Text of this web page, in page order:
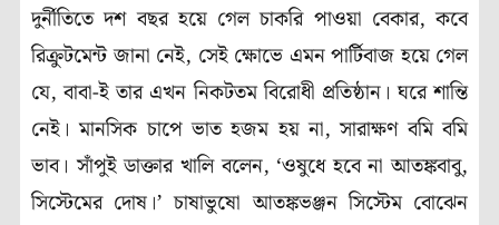
দুর্নীতিতে দশ বছর হয়ে গেল চাকরি পাওয়া বেকার, কবে
রিক্রুটমেন্ট জানা নেই, সেই ক্ষোভে এমন পার্টিবাজ হয়ে গেল
যে, বাবা-ই তার এখন নিকটতম বিরোধী প্রতিষ্ঠান। ঘরে শান্তি
নেই। মানসিক চাপে ভাত হজম হয় না, সারাক্ষণ বমি বমি
ভাব। সাঁপুই ডাক্তার খালি বলেন, ‘ওষুধে হবে না আতঙ্কবাবু,
সিস্টেমের দোষ।’ চাষাভুষো আতঙ্কভঞ্জন সিস্টেম বোঝেন